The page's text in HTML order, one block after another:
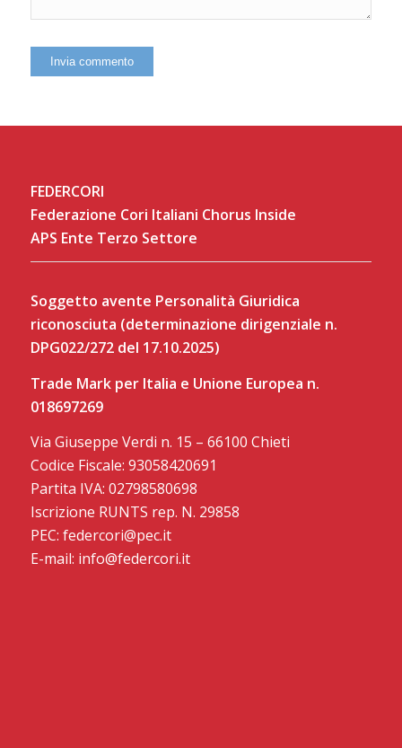
FEDERCORI
Federazione Cori Italiani Chorus Inside
APS Ente Terzo Settore
Soggetto avente Personalità Giuridica
riconosciuta (determinazione dirigenziale n.
DPG022/272 del 17.10.2025)
Trade Mark per Italia e Unione Europea n.
018697269
Via Giuseppe Verdi n. 15 – 66100 Chieti
Codice Fiscale: 93058420691
Partita IVA: 02798580698
Iscrizione RUNTS rep. N. 29858
PEC: federcori@pec.it
E-mail: info@federcori.it